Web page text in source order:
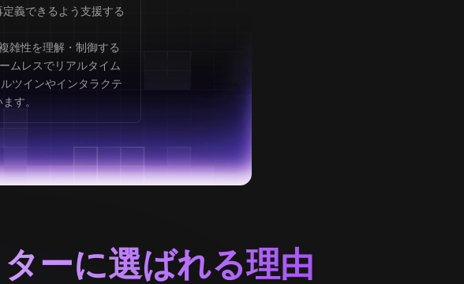
義できるよう支援する
雑性を理解・制御する
ムレスでリアルタイム
ツインやインタラクテ
す。
ーに選ばれる理由